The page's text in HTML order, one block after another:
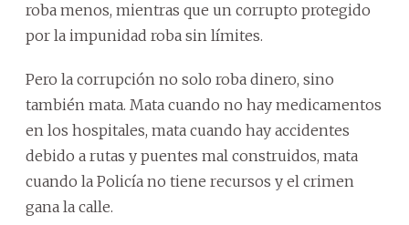
roba menos, mientras que un corrupto protegido
por la impunidad roba sin límites.
Pero la corrupción no solo roba dinero, sino
también mata. Mata cuando no hay medicamentos
en los hospitales, mata cuando hay accidentes
debido a rutas y puentes mal construidos, mata
cuando la Policía no tiene recursos y el crimen
gana la calle.